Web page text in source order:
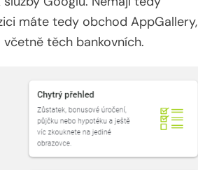
máte tedy obchod AppGallery,
těch bankovních.